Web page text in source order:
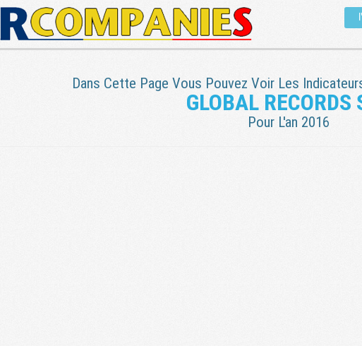
Dans Cette Page Vous Pouvez Voir Les
GLOBAL RECORDS
Pour L'an 2016